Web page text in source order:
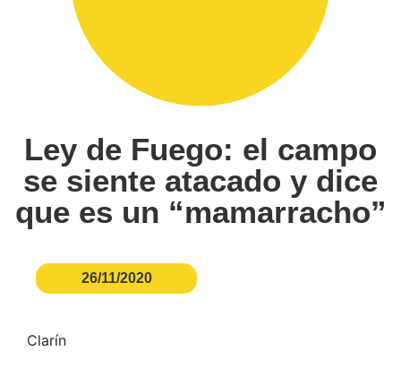
Ley de Fuego: el campo
se siente atacado y dice
que es un “mamarracho”
26/11/2020
Clarín